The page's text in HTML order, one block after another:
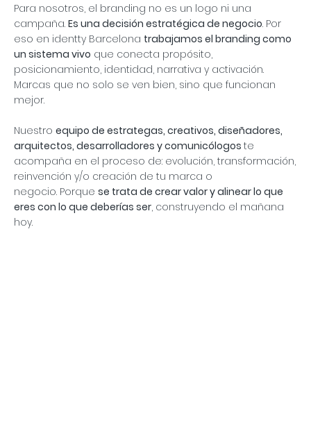
Para nosotros, el branding no es un logo ni una
campaña.Es una decisión estratégica de negocio. Por
eso en identty Barcelona trabajamos el branding como
un sistema vivo que conecta propósito,
posicionamiento, identidad, narrativa y activación.
Marcas que no solo se ven bien, sino que funcionan
mejor.
Nuestroequipo de estrategas, creativos, diseñadores,
arquitectos, desarrolladores y comunicólogoste
acompaña en el proceso de: evolución, transformación,
reinvención y/o creación de tu marca o
negocio. Porquese trata de crear valor y alinear lo que
eres con lo que deberías ser, construyendo el mañana
hoy.